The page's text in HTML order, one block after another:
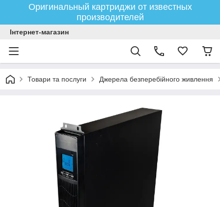
Оригинальный картриджи от известных
производителей
Інтернет-магазин
Товари та послуги Джерела безперебійного живлення